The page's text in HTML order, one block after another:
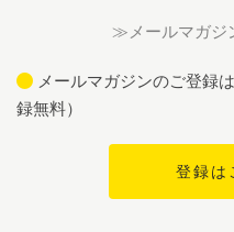
≫メールマガジ
メールマガジンのご登録
録無料）